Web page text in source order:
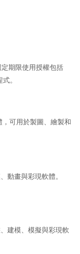
期限使用授權包括
。
可用於製圖、繪製和
動畫與彩現軟體。
建模、模擬與彩現軟